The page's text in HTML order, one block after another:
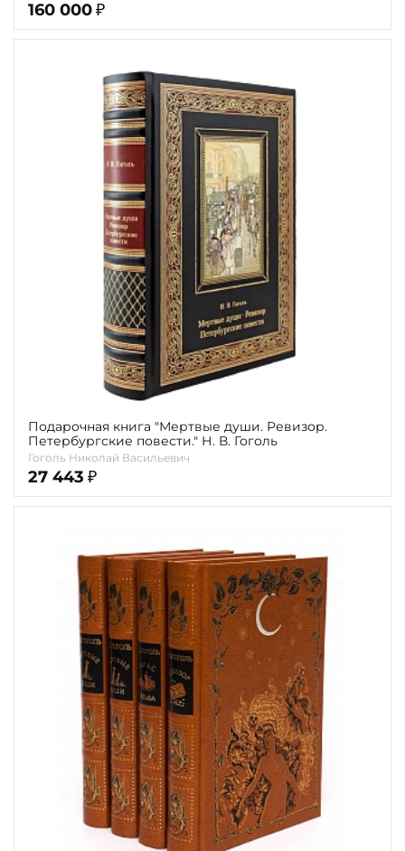
160 000 ₽
Подарочная книга "Мертвые души. Ревизор.
Петербургские повести." Н. В. Гоголь
Гоголь Николай Васильевич
27 443 ₽